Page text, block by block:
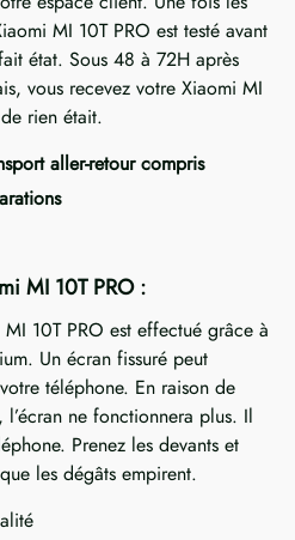
MI 10T PRO est testé avant
état. Sous 48 à 72H après
vous recevez votre Xiaomi MI
rien était.
aller-retour compris
MI 10T PRO :
10T PRO est effectué grâce à
Un écran fissuré peut
téléphone. En raison de
l’écran ne fonctionnera plus. Il
Prenez les devants et
les dégâts empirent.